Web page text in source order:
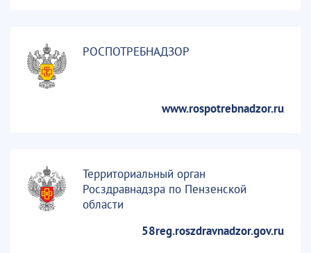
РОСПОТРЕБНАДЗОР
www.rospotrebnadzor.ru
Территориальный орган
Росздравнадзра по Пензенской
области
58reg.roszdravnadzor.gov.ru